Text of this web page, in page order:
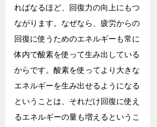
ればなるほど、回復力の向上にもつ
ながります。なぜなら、疲労からの
回復に使うためのエネルギーも常に
体内で酸素を使って生み出している
からです。酸素を使ってより大きな
エネルギーを生み出せるようになる
ということは、それだけ回復に使え
るエネルギーの量も増えるというこ